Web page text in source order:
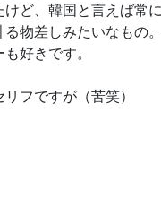
ど、韓国と言えば常
物差しみたいなもの
好きです。
フですが（苦笑）